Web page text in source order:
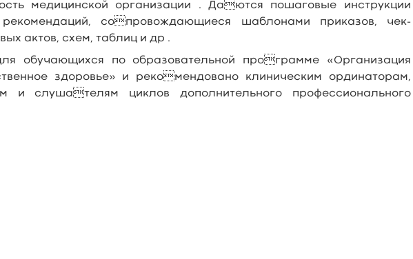
медицинской организации . Даются пошаговые инструкции
рекомендаций, сопровождающиеся шаблонами приказов, чек-
актов, схем, таблиц и др .
обучающихся по образовательной программе «Организация
здоровье» и рекомендовано клиническим ординаторам,
и слушателям циклов дополнительного профессионального